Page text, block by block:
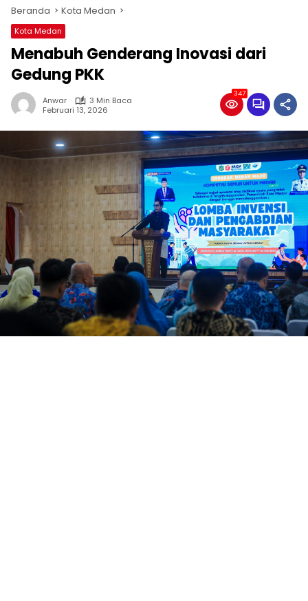
Beranda Kota Medan
Kota Medan
Menabuh Genderang Inovasi dari
Gedung PKK
Anwar
3 Min Baca
Februari 13, 2026
347